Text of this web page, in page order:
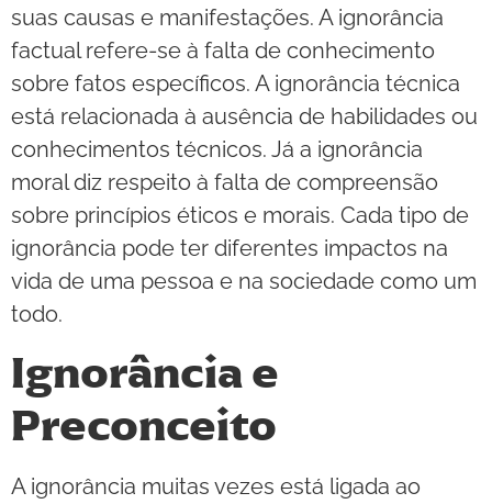
suas causas e manifestações. A ignorância
factual refere-se à falta de conhecimento
sobre fatos específicos. A ignorância técnica
está relacionada à ausência de habilidades ou
conhecimentos técnicos. Já a ignorância
moral diz respeito à falta de compreensão
sobre princípios éticos e morais. Cada tipo de
ignorância pode ter diferentes impactos na
vida de uma pessoa e na sociedade como um
todo.
Ignorância e
Preconceito
A ignorância muitas vezes está ligada ao